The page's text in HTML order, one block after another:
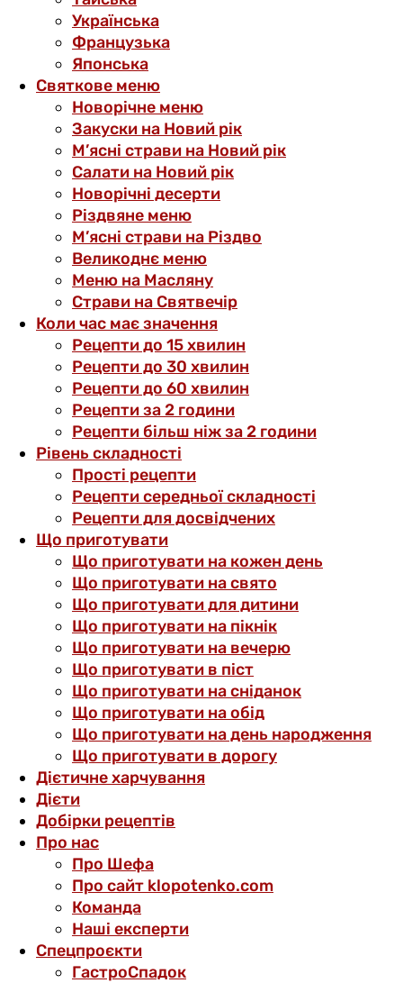
Українська
Французька
Японська
Святкове меню
Новорічне меню
Закуски на Новий рік
М’ясні страви на Новий рік
Салати на Новий рік
Новорічні десерти
Різдвяне меню
М’ясні страви на Різдво
Великоднє меню
Меню на Масляну
Страви на Святвечір
Коли час має значення
Рецепти до 15 хвилин
Рецепти до 30 хвилин
Рецепти до 60 хвилин
Рецепти за 2 години
Рецепти більш ніж за 2 години
Рівень складності
Прості рецепти
Рецепти середньої складності
Рецепти для досвідчених
Що приготувати
Що приготувати на кожен день
Що приготувати на свято
Що приготувати для дитини
Що приготувати на пікнік
Що приготувати на вечерю
Що приготувати в піст
Що приготувати на сніданок
Що приготувати на обід
Що приготувати на день народження
Що приготувати в дорогу
Дієтичне харчування
Дієти
Добірки рецептів
Про нас
Про Шефа
Про сайт klopotenko.com
Команда
Наші експерти
Спецпроєкти
ГастроСпадок